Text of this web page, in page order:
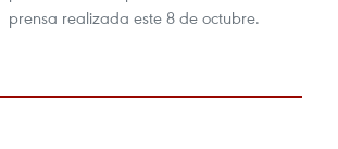
prensa realizada este 8 de octubre.